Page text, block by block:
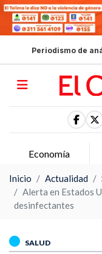
Periodismo de
Economía
Inicio Actualidad
Alerta en Estados
desinfectantes
SALUD